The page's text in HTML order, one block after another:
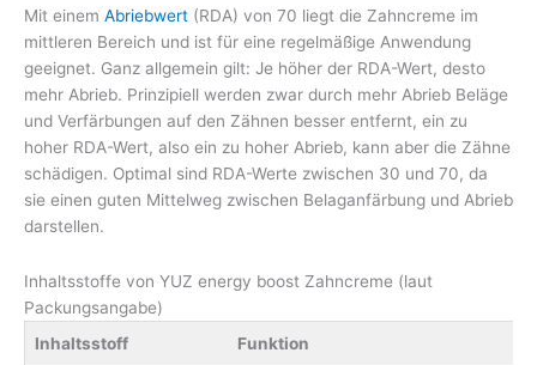
Mit einem Abriebwert (RDA) von 70 liegt die Zahncreme im
mittleren Bereich und ist für eine regelmäßige Anwendung
geeignet. Ganz allgemein gilt: Je höher der RDA-Wert, desto
mehr Abrieb. Prinzipiell werden zwar durch mehr Abrieb Beläge
und Verfärbungen auf den Zähnen besser entfernt, ein zu
hoher RDA-Wert, also ein zu hoher Abrieb, kann aber die Zähne
schädigen. Optimal sind RDA-Werte zwischen 30 und 70, da
sie einen guten Mittelweg zwischen Belaganfärbung und Abrieb
darstellen.
Inhaltsstoffe von YUZ energy boost Zahncreme (laut
Packungsangabe)
Inhaltsstoff
Funktion